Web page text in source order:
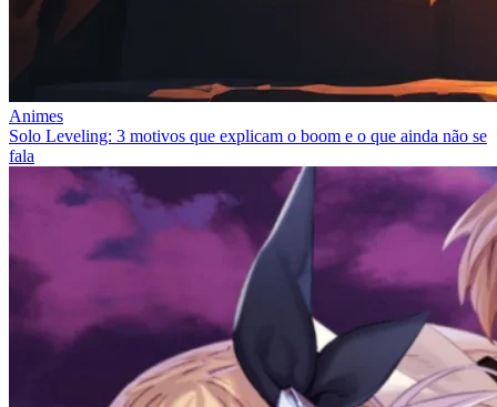
Animes
Solo Leveling: 3 motivos que explicam o boom e o que ainda não se
fala